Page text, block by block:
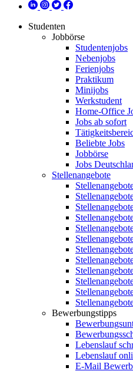
Studenten
Jobbörse
Studentenjobs
Nebenjobs
Ferienjobs
Praktikum
Minijobs
Werkstudent
Home-Office
Jobs ab sofort
Beliebte Jobs
Jobbörse
Jobs
Stellenangebote
Bewerbungstipps
Lebenslauf
Lebenslauf
E-Mail